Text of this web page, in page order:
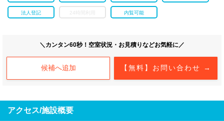
法人登記 24時間利用 内覧可能
＼カンタン60秒！空室状況・お見積りなどお気軽に／
【無料】お問い合わせ →
候補へ追加
アクセス/施設概要